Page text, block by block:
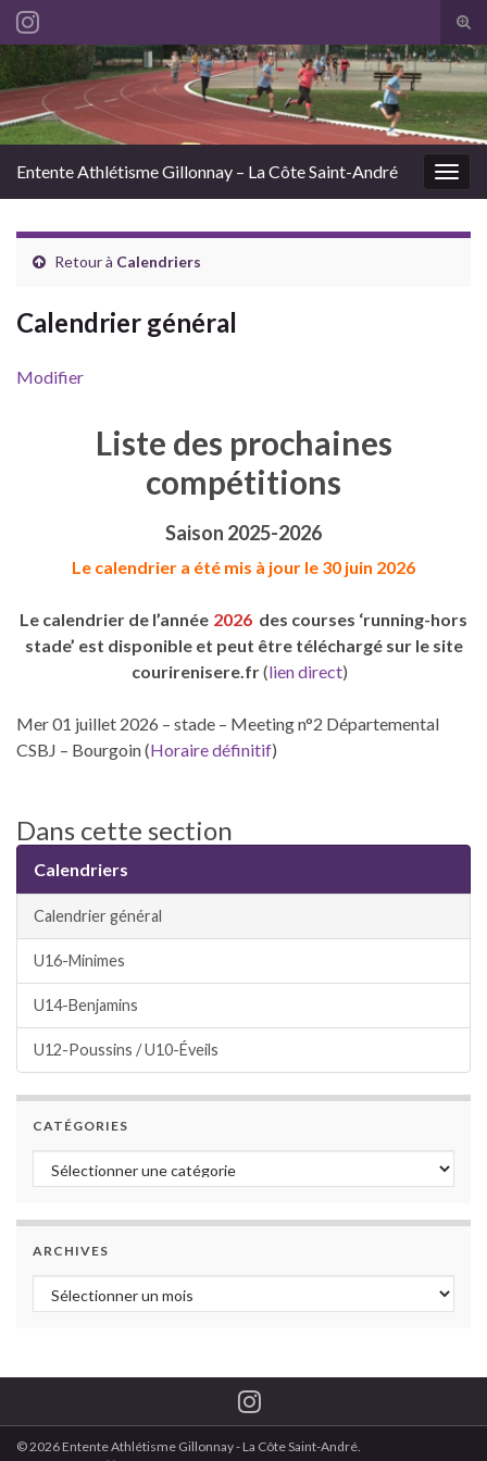
Search for:
Entente Athlétisme Gillonnay – La Côte Saint-André
Retour à Calendriers
Calendrier général
Modifier
Liste des prochaines
compétitions
Saison 2025-2026
Le calendrier a été mis à jour le 30 juin 2026
Le calendrier de l’année 2026 des courses ‘running-hors
stade’ est disponible et peut être téléchargé sur le site
courirenisere.fr(lien direct)
Mer 01 juillet 2026 – stade – Meeting n°2 Départemental
CSBJ – Bourgoin (Horaire définitif)
Dans cette section
Calendriers
Calendrier général
U16-Minimes
U14-Benjamins
U12-Poussins / U10-Éveils
CATÉGORIES
Catégories
ARCHIVES
Archives
© 2026 Entente Athlétisme Gillonnay - La Côte Saint-André.